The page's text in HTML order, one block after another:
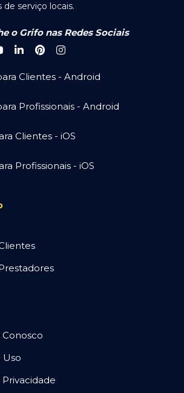
de serviço locais.
o Grifo nas Redes Sociais
Clientes - Android
Profissionais - Android
Clientes - iOS
Profissionais - iOS
Conosco
Uso